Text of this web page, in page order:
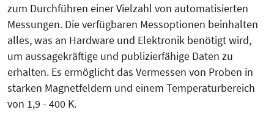
zum Durchführen einer Vielzahl von automatisierten
Messungen. Die verfügbaren Messoptionen beinhalten
alles, was an Hardware und Elektronik benötigt wird,
um aussagekräftige und publizierfähige Daten zu
erhalten. Es ermöglicht das Vermessen von Proben in
starken Magnetfeldern und einem Temperaturbereich
von 1,9 - 400 K.